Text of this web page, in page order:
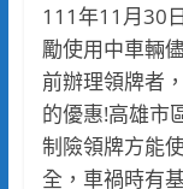
111年11月30
勵使用中車輛
前辦理領牌者
的優惠!高雄市
制險領牌方能
全，車禍時有